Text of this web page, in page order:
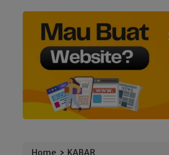
Home › KABAR